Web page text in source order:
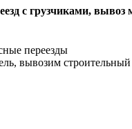
с грузчиками, вывоз
переезды
вывозим